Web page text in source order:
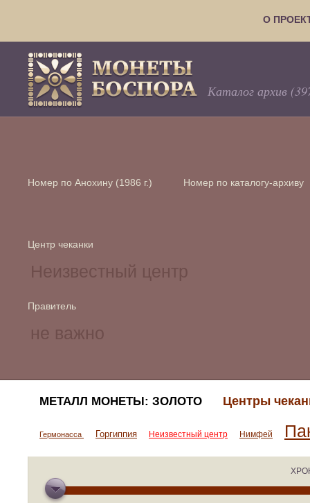
О
Каталог архив
Номер по Анохину (1986 г.) Номер по каталогу-архиву
Центр чеканки
Правитель
МЕТАЛЛ МОНЕТЫ: ЗОЛОТО Центры
Гермонасса Горгиппия Неизвестный центр Нимфей